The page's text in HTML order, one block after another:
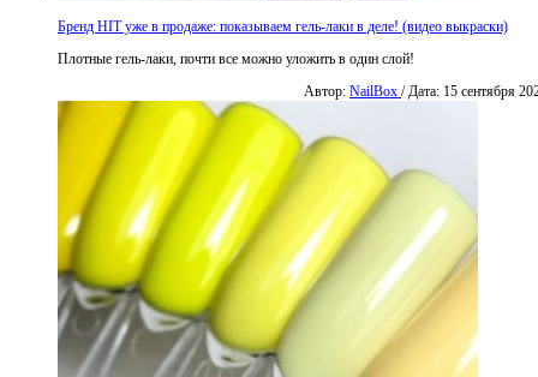
Бренд HIT уже в продаже: показываем гель-лаки в деле! (видео выкраски)
Плотные гель-лаки, почти все можно уложить в один слой!
Автор: NailBox / Дата: 15 сентября